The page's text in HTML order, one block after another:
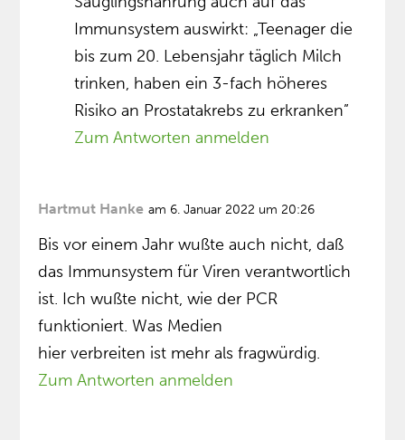
Immunsystem auswirkt: „Teenager die
bis zum 20. Lebensjahr täglich Milch
trinken, haben ein 3-fach höheres
Risiko an Prostatakrebs zu erkranken”
Zum Antworten anmelden
Hartmut Hanke am 6. Januar 2022 um 20:26
Bis vor einem Jahr wußte auch nicht, daß
das Immunsystem für Viren verantwortlich
ist. Ich wußte nicht, wie der PCR
funktioniert. Was Medien
hier verbreiten ist mehr als fragwürdig.
Zum Antworten anmelden